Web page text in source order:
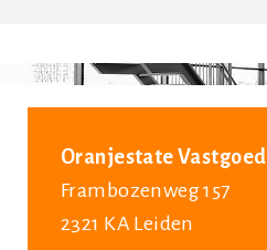
Oranjestate Vastgoed
Frambozenweg 157
2321 KA Leiden